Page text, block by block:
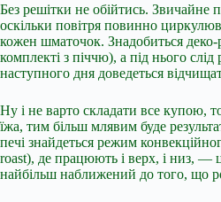
Без решітки не обійтись. Звичайне
оскільки повітря повинно
кожен шматочок. Знадобиться деко-
комплекті з піччю), а під нього
наступного дня доведеться
Ну і не варто складати все купою,
їжа, тим більш млявим буде
печі знайдеться режим
roast), де працюють і верх, і низ, —
найбільш наближений до того, що